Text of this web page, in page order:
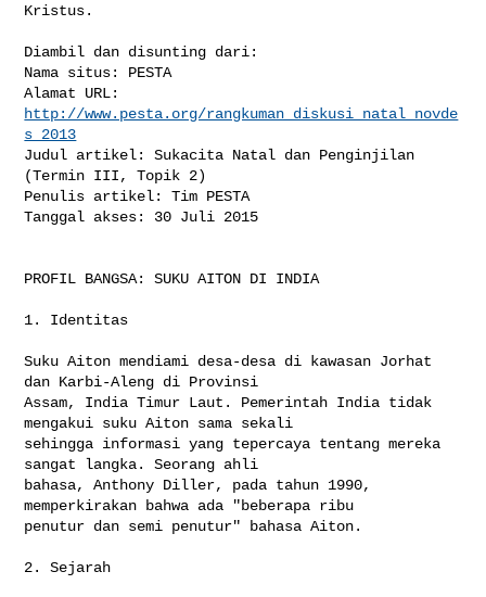
Kristus.
Diambil dan disunting dari:
Nama situs: PESTA
http://www.pesta.org/rangkuman_diskusi_natal_novde
s_2013
Judul artikel: Sukacita Natal dan Penginjilan
(Termin III, Topik 2)
Penulis artikel: Tim PESTA
Tanggal akses: 30 Juli 2015
PROFIL BANGSA: SUKU AITON DI INDIA
1. Identitas
Suku Aiton mendiami desa-desa di kawasan Jorhat
dan Karbi-Aleng di Provinsi
Assam, India Timur Laut. Pemerintah India tidak
mengakui suku Aiton sama sekali
sehingga informasi yang tepercaya tentang mereka
sangat langka. Seorang ahli
bahasa, Anthony Diller, pada tahun 1990,
memperkirakan bahwa ada "beberapa ribu
penutur dan semi penutur" bahasa Aiton.
2. Sejarah